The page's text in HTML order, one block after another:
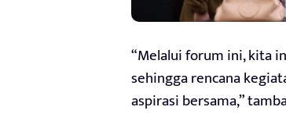
“Melalui forum ini, kita
sehingga rencana
aspirasi bersama,”